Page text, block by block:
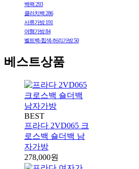
백팩293
클러치백286
서류가방191
여행가방84
벨트백-힙색-허리가방50
베스트상품
BEST
프라다 2VD065 크
로스백 숄더백 남
자가방
278,000원